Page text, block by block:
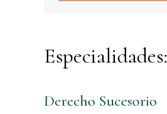
Especialidades:
Derecho Sucesorio